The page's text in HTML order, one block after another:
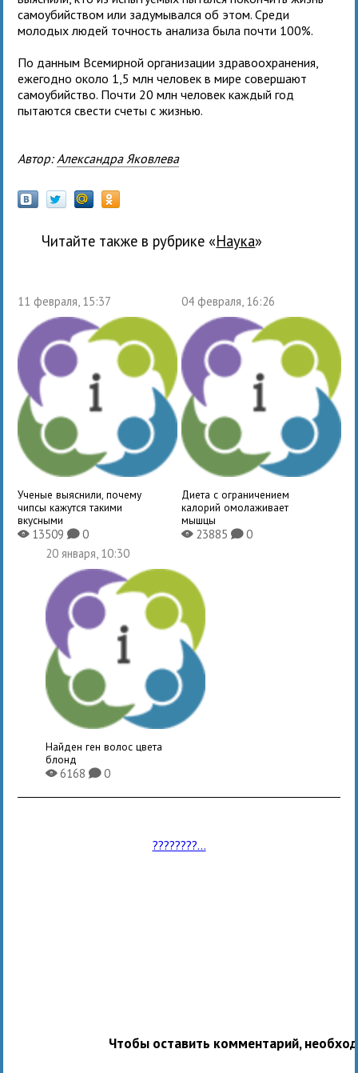
самоубийством или задумывался об этом. Среди
молодых людей точность анализа была почти 100%.
По данным Всемирной организации здравоохранения,
ежегодно около 1,5 млн человек в мире совершают
самоубийство. Почти 20 млн человек каждый год
пытаются свести счеты с жизнью.
Автор: Александра Яковлева
Читайте также в рубрике « наука»
11 февраля, 15:37
Ученые выяснили, почему
чипсы кажутся такими
вкусными
X13509K0
04 февраля, 16:26
Диета с ограничением
калорий омолаживает
мышцы
X23885 K0
20 января, 10:30
Найден ген волос цвета
блонд
X6168K0
????????...
Чтобы оставить комментарий,